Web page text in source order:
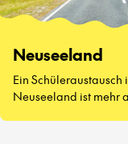
Neuseeland
Ein Schüleraustausch
Neuseeland ist mehr